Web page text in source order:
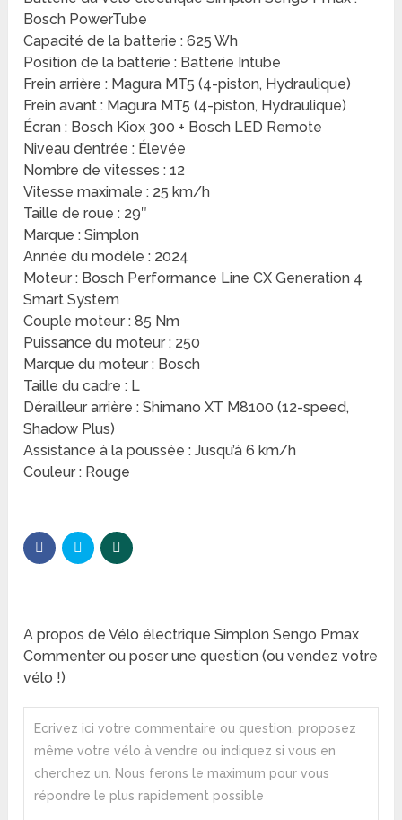
Bosch PowerTube
Capacité de la batterie : 625 Wh
Position de la batterie : Batterie Intube
Frein arrière : Magura MT5 (4-piston, Hydraulique)
Frein avant : Magura MT5 (4-piston, Hydraulique)
Écran : Bosch Kiox 300 + Bosch LED Remote
Niveau d’entrée : Élevée
Nombre de vitesses : 12
Vitesse maximale : 25 km/h
Taille de roue : 29″
Marque : Simplon
Année du modèle : 2024
Moteur : Bosch Performance Line CX Generation 4
Smart System
Couple moteur : 85 Nm
Puissance du moteur : 250
Marque du moteur : Bosch
Taille du cadre : L
Dérailleur arrière : Shimano XT M8100 (12-speed,
Shadow Plus)
Assistance à la poussée : Jusqu’à 6 km/h
Couleur : Rouge
A propos de Vélo électrique Simplon Sengo Pmax
Commenter ou poser une question (ou vendez votre
vélo !)